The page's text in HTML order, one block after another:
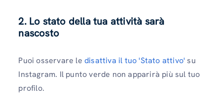
2. Lo stato della tua attività sarà
nascosto
Puoi osservare le disattiva il tuo 'Stato attivo' su
Instagram. Il punto verde non apparirà più sul tuo
profilo.